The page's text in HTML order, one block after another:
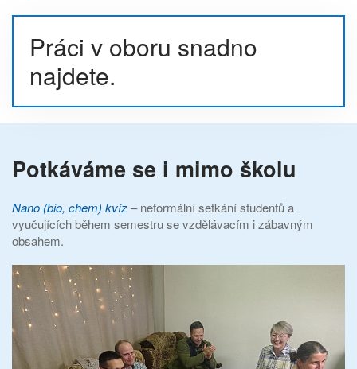
Práci v oboru snadno
najdete.
Potkáváme se i mimo školu
Nano (bio, chem) kvíz– neformální setkání studentů a
vyučujících během semestru se vzdělávacím i zábavným
obsahem.